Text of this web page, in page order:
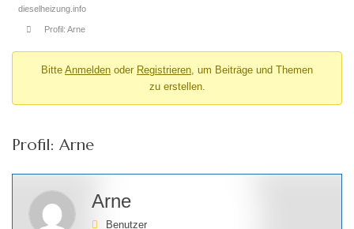
dieselheizung.info
Profil: Arne
Bitte Anmelden oder Registrieren , um Beiträge und Themen
zu erstellen.
Profil: Arne
Arne
Benutzer